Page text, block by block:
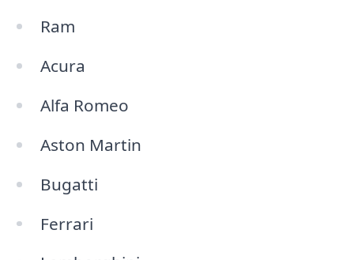
Ram
Acura
Alfa Romeo
Aston Martin
Bugatti
Ferrari